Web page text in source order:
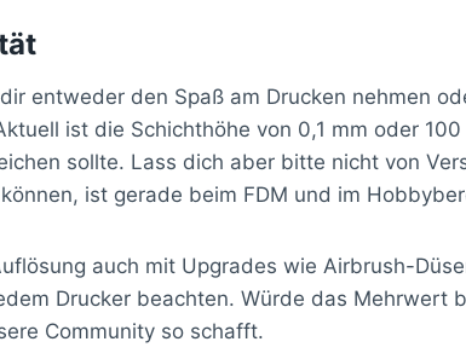
entweder den Spaß am Drucken nehmen
ist die Schichthöhe von 0,1 mm oder
sollte. Lass dich aber bitte nicht von
ist gerade beim FDM und im
auch mit Upgrades wie Airbrush-
Drucker beachten. Würde das
Community so schafft.